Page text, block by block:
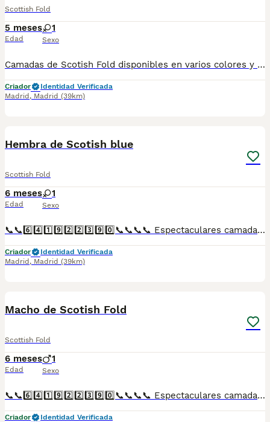
Scottish Fold
5 meses
Edad
1
Sexo
Camadas de Scotish Fold disponibles en varios colores y tonalidades. Machos y hembras. Criadores responsables y familiares. Se entregan a partir de 2 meses de edad y sus vacunas correspondientes, desparasitados. Todos los cachorros son descendientes de las mejores líneas nacionales. Se entregan en toda España con transporte de alta calidad preparado para animales, van en vehículo climatizado con chófer particular a cargo del comprador. Si tienes dudas o consultas sobre la raza, podemos resolver tus dudas por whats app ;) Abogamos por una cría nacional (no en países del este) en un ambiente familiar con personas con vocación en una cría ética y responsable, y que por encima de todo, aman a los animales Teléfono / Whats app: 641 92 23 90
Criador
Identidad Verificada
Madrid , Madrid (39km)
Hembra de Scotish blue
Scottish Fold
6 meses
Edad
1
Sexo
📞📞6️⃣4️⃣1️⃣9️⃣2️⃣2️⃣3️⃣9️⃣0️⃣📞📞📞📞 Espectaculares camadas de gatitos de Scotish Fold blue nacionales descendientes de las mejores líneas de sangre. Disponibles tanto hembras como machos. Las camadas están bajo supervisión veterinaria desde su nacimiento hasta que son entregadas a su nueva familia. Criados por un equipo de profesionales y mejores personas que, con más de 20 años de experiencia , cuidan a los animales por vocación, aplicando una cría ética y responsable para que cada cachorro se desarrolle con la mejor salud y con un buen temperamento. Todos los cachorritos se entregan con unos dos meses y medio de edad y sus vacunas correspondientes, desparasitados interna y externamente, con certificado de salud, y garantía tanto por enfermedad vírica como congénito genética. Posibilidad de entregar en toda España mediante transporte propio preparado para animales y con chofer privado. Los precios pueden variar según las características y morfología de cada cachorro. Añádenos al whats app o llámanos, y encantados atenderemos todas tus dudas y consultas. Teléfono / Whats app: 641 92 23 90
Criador
Identidad Verificada
Madrid , Madrid (39km)
Macho de Scotish Fold
Scottish Fold
6 meses
Edad
1
Sexo
📞📞6️⃣4️⃣1️⃣9️⃣2️⃣2️⃣3️⃣9️⃣0️⃣📞📞📞📞 Espectaculares camadas de gatitos de Scotish Fold nacionales descendientes de las mejores líneas de sangre. Disponibles tanto hembras como machos. Las camadas están bajo supervisión veterinaria desde su nacimiento hasta que son entregadas a su nueva familia. Criados por un equipo de profesionales y mejores personas que, con más de 20 años de experiencia , cuidan a los animales por vocación, aplicando una cría ética y responsable para que cada cachorro se desarrolle con la mejor salud y con un buen temperamento. Todos los cachorritos se entregan con unos dos meses y medio de edad y sus vacunas correspondientes, desparasitados interna y externamente, con certificado de salud, y garantía tanto por enfermedad vírica como congénito genética. Posibilidad de entregar en toda España mediante transporte propio preparado para animales y con chofer privado. Los precios pueden variar según las características y morfología de cada cachorro. Añádenos al whats app o llámanos, y encantados atenderemos todas tus dudas y consultas. Teléfono / Whats app: 641 92 23 90
Criador
Identidad Verificada